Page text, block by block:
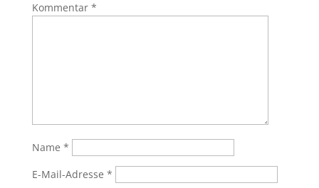
Kommentar *
Name *
E-Mail-Adresse *